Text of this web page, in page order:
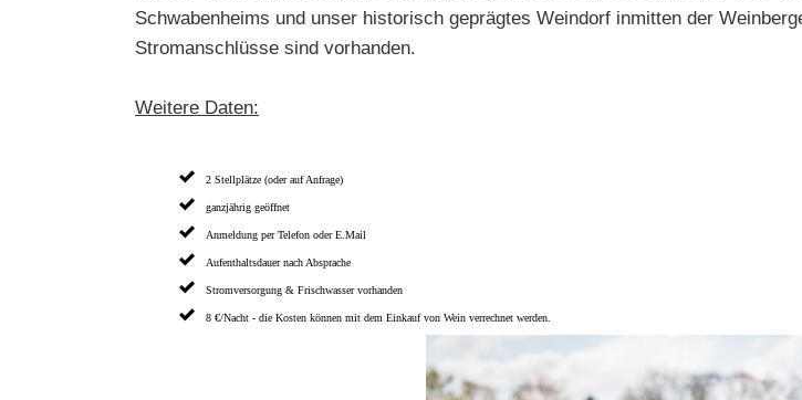
Schwabenheims und unser historisch geprägtes Weindorf inmitten der
Stromanschlüsse sind vorhanden.
Weitere Daten:
2 Stellplätze (oder auf Anfrage)
ganzjährig geöffnet
Anmeldung per Telefon oder E.Mail
Aufenthaltsdauer nach Absprache
Stromversorgung & Frischwasser vorhanden
8 €/Nacht - die Kosten können mit dem Einkauf von Wein verrechnet werden.